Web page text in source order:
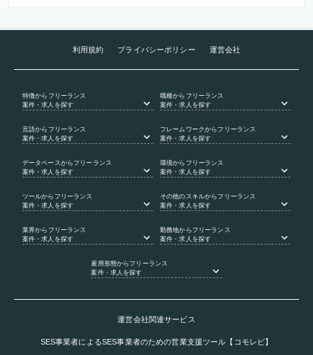
利用規約 プライバシーポリシー 運営会社
特徴からフリーランス
案件・求人を探す
職種からフリーランス
案件・求人を探す
言語からフリーランス
案件・求人を探す
フレームワークからフリーランス
案件・求人を探す
データベース からフリーランス
案件・求人を探す
環境からフリーランス
案件・求人を探す
ツールからフリーランス
案件・求人を探す
その他のスキルからフリーランス
案件・求人を探す
業界からフリーランス
案件・求人を探す
勤務地からフリーランス
案件・求人を探す
雇用形態からフリーランス
案件・求人を探す
運営会社関連サービス
SES事業者によるSES事業者のための営業支援ツール【コモレビ】